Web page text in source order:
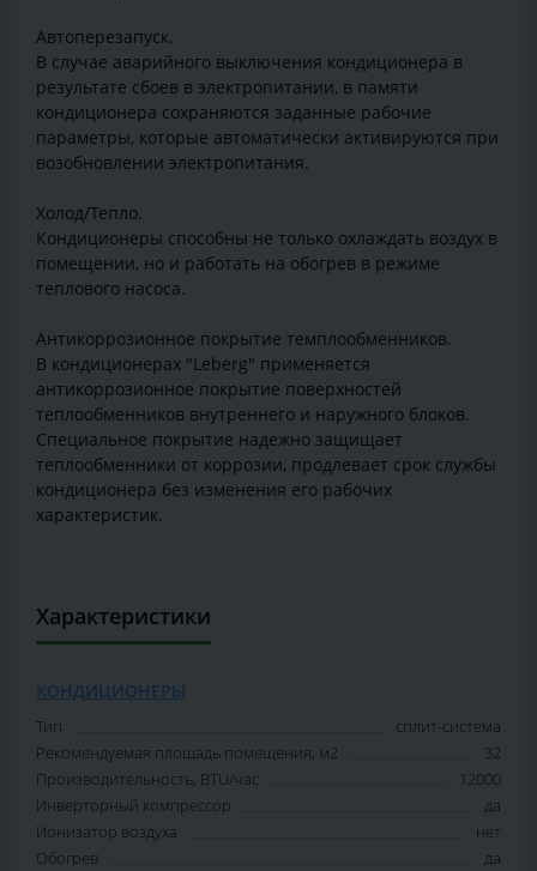
Автоперезапуск.
В случае аварийного выключения кондиционера в
результате сбоев в электропитании, в памяти
кондиционера сохраняются заданные рабочие
параметры, которые автоматически активируются при
возобновлении электропитания.
Холод/Тепло.
Кондиционеры способны не только охлаждать воздух в
помещении, но и работать на обогрев в режиме
теплового насоса.
Антикоррозионное покрытие темплообменников.
В кондиционерах "Leberg" применяется
антикоррозионное покрытие поверхностей
теплообменников внутреннего и наружного блоков.
Специальное покрытие надежно защищает
теплообменники от коррозии, продлевает срок службы
кондиционера без изменения его рабочих
характеристик.
Характеристики
КОНДИЦИОНЕРЫ
Тип
сплит-система
Рекомендуемая площадь помещения, м2
32
Производительность, BTU/час
12000
Инверторный компрессор
да
Ионизатор воздуха
нет
Обогрев
да